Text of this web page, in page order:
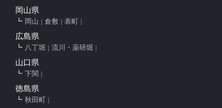
岡山県
岡山 倉敷 表町
広島県
八丁堀 流川・薬研堀
山口県
下関
徳島県
秋田町